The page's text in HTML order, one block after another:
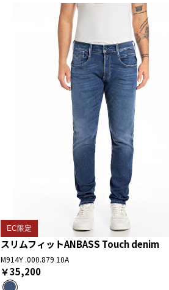
EC限定
スリムフィットANBASS Touch denim
M914Y .000.879 10A
￥35,200